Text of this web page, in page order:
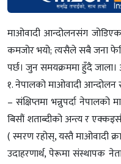
माओवादी आन्दोलनसंग
कमजोर भयो; त्यसैले सबै जना
पर्छ। जुन समयक्रममा हुँदै जाला।
१. नेपालको माओवादी
– संक्षिप्तमा भन्नुपर्दा
बिसौं शताब्दीको अन्त्य र
( स्मरण रहोस्, यस्तै माओवादी
उदाहरणार्थ, पेरूमा संस्थापक